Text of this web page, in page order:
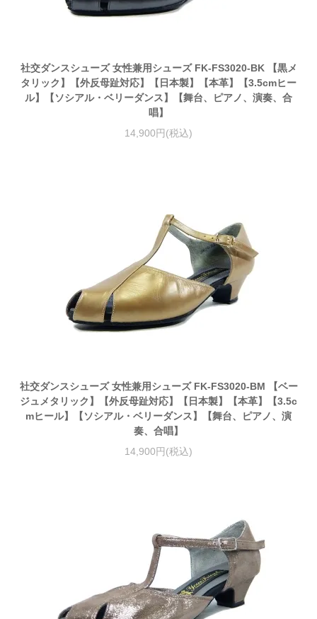
社交ダンスシューズ 女性兼用シューズ FK-FS3020-BK 【黒メ
タリック】【外反母趾対応】【日本製】【本革】【3.5cmヒー
ル】【ソシアル・ベリーダンス】【舞台、ピアノ、演奏、合
唱】
14,900円(税込)
社交ダンスシューズ 女性兼用シューズ FK-FS3020-BM 【ベー
ジュメタリック】【外反母趾対応】【日本製】【本革】【3.5c
mヒール】【ソシアル・ベリーダンス】【舞台、ピアノ、演
奏、合唱】
14,900円(税込)